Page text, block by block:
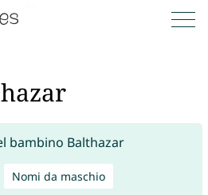
Nomi da maschio